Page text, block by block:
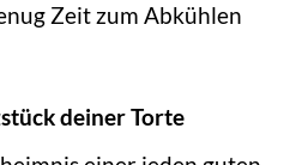
Zeit zum Abkühlen
deiner Torte